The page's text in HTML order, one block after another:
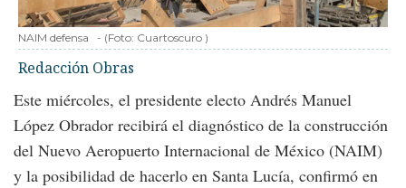
NAIM defensa - (Foto: Cuartoscuro )
Redacción Obras
Este miércoles, el presidente electo Andrés Manuel
López Obrador recibirá el diagnóstico de la construcción
del Nuevo Aeropuerto Internacional de México (NAIM)
y la posibilidad de hacerlo en Santa Lucía, confirmó en